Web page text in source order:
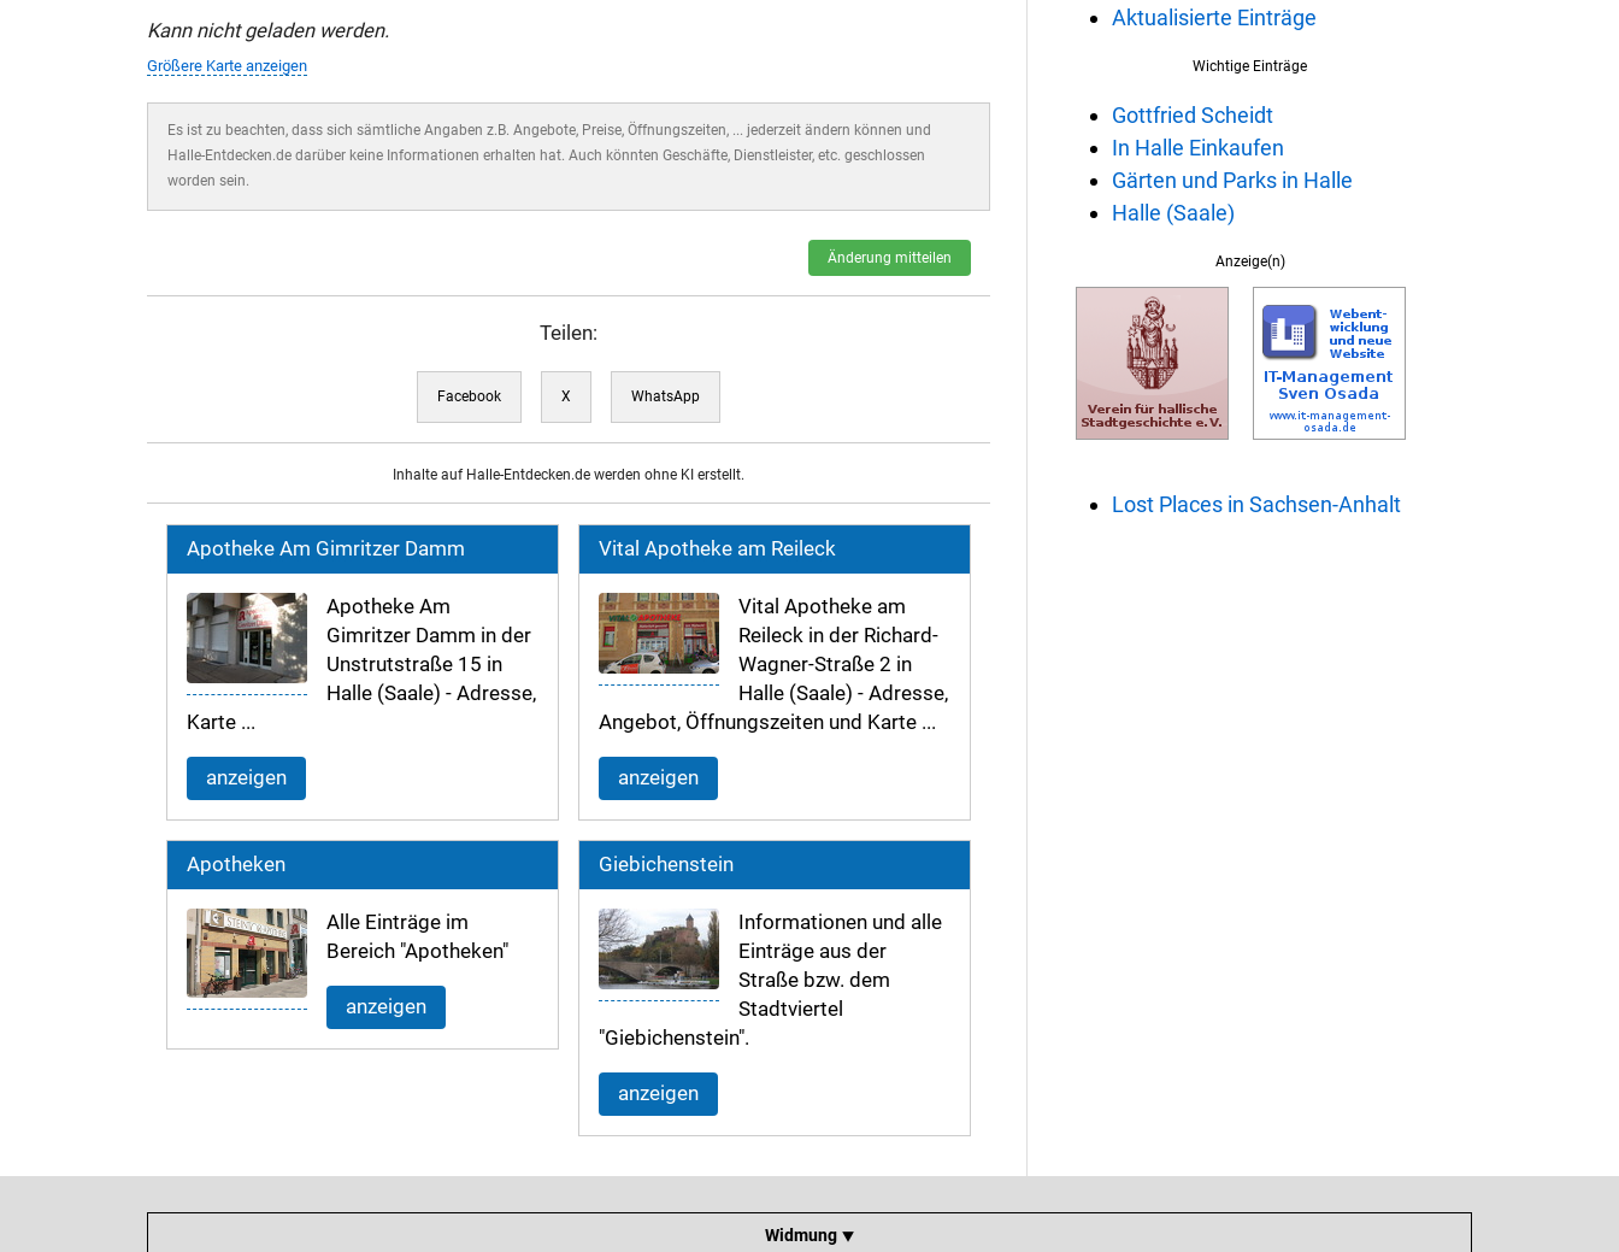
Kann nicht geladen werden.
Größere Karte anzeigen
Es ist zu beachten, dass sich sämtliche Angaben z.B. Angebote, Preise, Öffnungszeiten, ... jederzeit ändern können und
Halle-Entdecken.de darüber keine Informationen erhalten hat. Auch könnten Geschäfte, Dienstleister, etc. geschlossen
worden sein.
Änderung mitteilen
Teilen:
Facebook X WhatsApp
Inhalte auf Halle-Entdecken.de werden ohne KI erstellt.
Apotheke Am Gimritzer Damm
Apotheke Am
Gimritzer Damm in der
Unstrutstraße 15 in
Halle (Saale) - Adresse,
Karte ...
anzeigen
Vital Apotheke am Reileck
Vital Apotheke am
Reileck in der Richard-
Wagner-Straße 2 in
Halle (Saale) - Adresse,
Angebot, Öffnungszeiten und Karte ...
anzeigen
Apotheken
Alle Einträge im
Bereich "Apotheken"
anzeigen
Giebichenstein
Informationen und alle
Einträge aus der
Straße bzw. dem
Stadtviertel
"Giebichenstein".
anzeigen
Aktualisierte Einträge
Wichtige Einträge
Gottfried Scheidt
In Halle Einkaufen
Gärten und Parks in Halle
Halle (Saale)
Anzeige(n)
Lost Places in Sachsen-Anhalt
Widmung ⯆